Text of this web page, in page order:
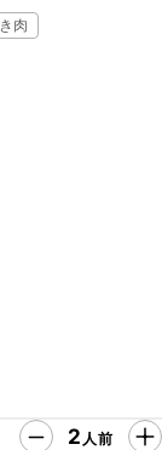
いね。
肉
2 人前